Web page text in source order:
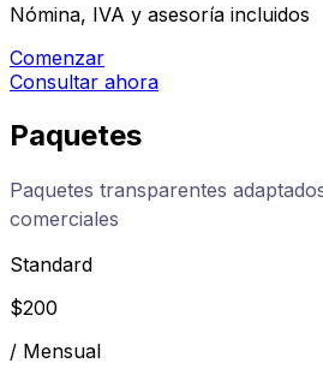
Nómina, IVA y asesoría incluidos
Comenzar
Consultar ahora
Paquetes
Paquetes transparentes
comerciales
Standard
$200
/ Mensual